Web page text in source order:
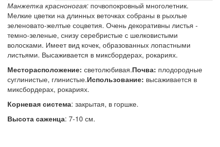
Манжетка красноногая: почвопокровный многолетник.
Мелкие цветки на длинных веточках собраны в рыхлые
зеленовато-желтые соцветия. Очень декоративны листья -
темно-зеленые, снизу серебристые с шелковистыми
волосками. Имеет вид кочек, образованных лопастными
листьями. Высаживается в миксбордерах, рокариях.
Месторасположение: светолюбивая.Почва: плодородные
суглинистые, глинистые.Использование: высаживается в
миксбордерах, рокариях.
Корневая система: закрытая, в горшке.
Высота саженца: 7-10 см.